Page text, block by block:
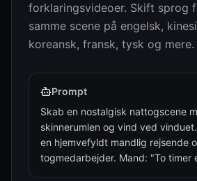
forklaringsvideoer. Skift sprog
samme scene på engelsk,
koreansk, fransk, tysk og mere.
Prompt
Skab en nostalgisk nattogscene
skinnerumlen og vind ved
en hjemvefyldt mandlig rejsende
togmedarbejder. Mand: "To timer